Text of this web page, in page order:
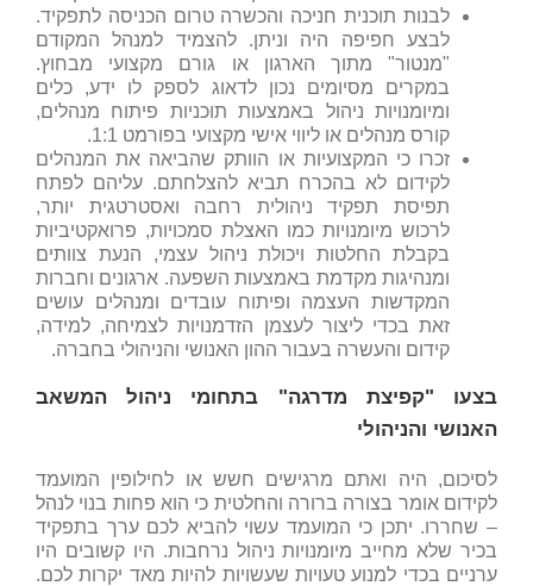
לבנות תוכנית חניכה והכשרה טרום הכניסה לתפקיד.
לבצע חפיפה היה וניתן. להצמיד למנהל המקודם
"מנטור" מתוך הארגון או גורם מקצועי מבחוץ.
במקרים מסיומים נכון לדאוג לספק לו ידע, כלים
ומיומנויות ניהול באמצעות תוכניות פיתוח מנהלים,
קורס מנהלים או ליווי אישי מקצועי בפורמט 1:1.
זכרו כי המקצועיות או הוותק שהביאה את המנהלים
לקידום לא בהכרח תביא להצלחתם. עליהם לפתח
תפיסת תפקיד ניהולית רחבה ואסטרטגית יותר,
לרכוש מיומנויות כמו האצלת סמכויות, פרואקטיביות
בקבלת החלטות ויכולת ניהול עצמי, הנעת צוותים
ומנהיגות מקדמת באמצעות השפעה. ארגונים וחברות
המקדשות העצמה ופיתוח עובדים ומנהלים עושים
זאת בכדי ליצור לעצמן הזדמנויות לצמיחה, למידה,
קידום והעשרה בעבור ההון האנושי והניהולי בחברה.
בצעו "קפיצת מדרגה" בתחומי ניהול המשאב
האנושי והניהולי
לסיכום, היה ואתם מרגישים חשש או לחילופין המועמד
לקידום אומר בצורה ברורה והחלטית כי הוא פחות בנוי לנהל
– שחררו. יתכן כי המועמד עשוי להביא לכם ערך בתפקיד
בכיר שלא מחייב מיומנויות ניהול נרחבות. היו קשובים היו
ערניים בכדי למנוע טעויות שעשויות להיות מאד יקרות לכם.